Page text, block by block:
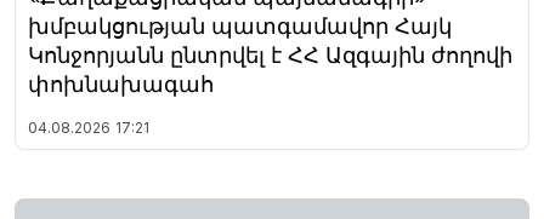
խմբակցության պատգամավոր Հայկ
Կոնջորյանն ընտրվել է ՀՀ Ազգային ժողովի
փոխնախագահ
04.08.2026 17:21